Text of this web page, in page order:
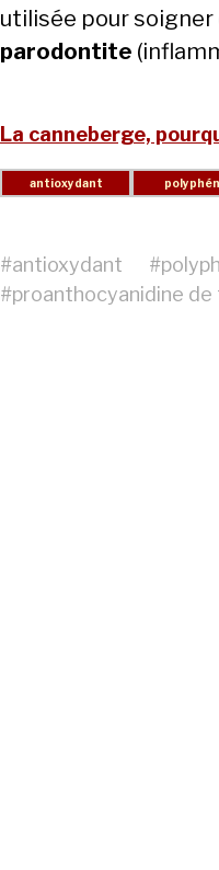
utilisée pour soigner
parodontite
La canneberge,
#antioxydant #
#proanthocyanidine de